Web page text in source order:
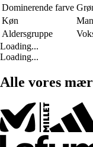
Dominerende farve
Køn
Aldersgruppe
Loading...
Loading...
Alle vores